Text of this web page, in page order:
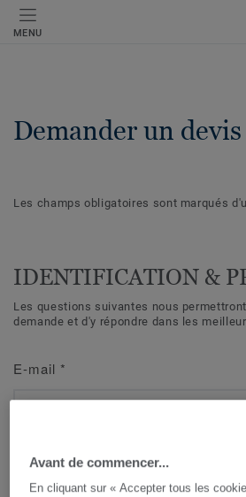
MENU
Demander un devis
Les champs obligatoires sont marqués
IDENTIFICATION &
Les questions suivantes nous
demande et d'y répondre dans les
E-mail *
Prénom*
Avant de commencer...
En cliquant sur « Accepter tous les